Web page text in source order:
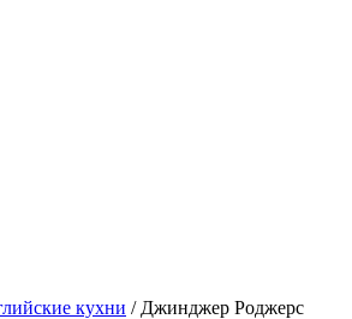
кухни / Джинджер Роджерс